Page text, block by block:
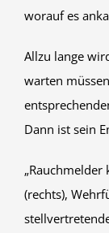
worauf es
Allzu lange
warten
Dann ist sein
„Rauchmelder
(rechts),